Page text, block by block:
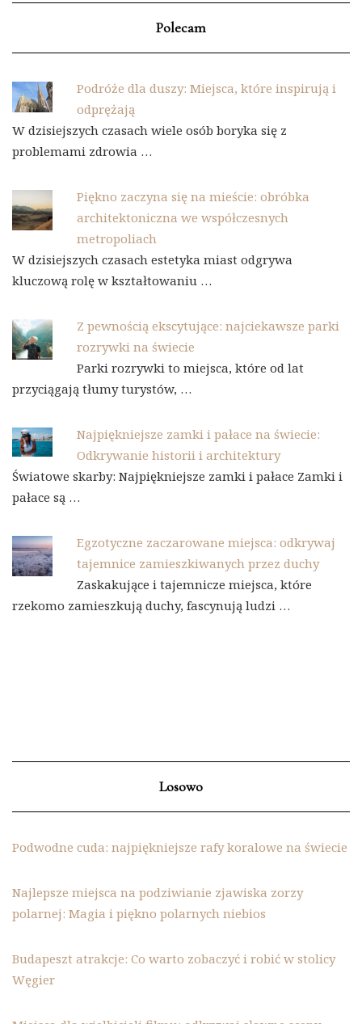
Polecam
Podróże dla duszy: Miejsca, które inspirują i
odprężają
W dzisiejszych czasach wiele osób boryka się z
problemami zdrowia …
Piękno zaczyna się na mieście: obróbka
architektoniczna we współczesnych
metropoliach
W dzisiejszych czasach estetyka miast odgrywa
kluczową rolę w kształtowaniu …
Z pewnością ekscytujące: najciekawsze parki
rozrywki na świecie
Parki rozrywki to miejsca, które od lat
przyciągają tłumy turystów, …
Najpiękniejsze zamki i pałace na świecie:
Odkrywanie historii i architektury
Światowe skarby: Najpiękniejsze zamki i pałace Zamki i
pałace są …
Egzotyczne zaczarowane miejsca: odkrywaj
tajemnice zamieszkiwanych przez duchy
Zaskakujące i tajemnicze miejsca, które
rzekomo zamieszkują duchy, fascynują ludzi …
Losowo
Podwodne cuda: najpiękniejsze rafy koralowe na świecie
Najlepsze miejsca na podziwianie zjawiska zorzy
polarnej: Magia i piękno polarnych niebios
Budapeszt atrakcje: Co warto zobaczyć i robić w stolicy
Węgier